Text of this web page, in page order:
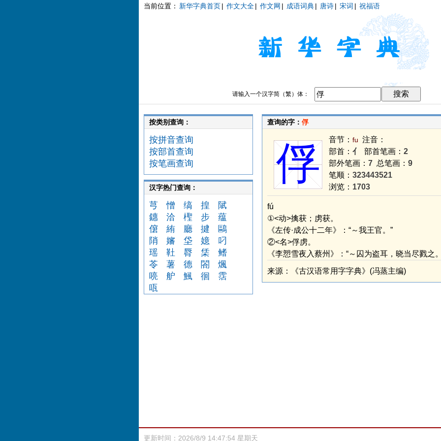
当前位置： 新华字典首页| 作文大全| 作文网 | 成语词典| 唐诗| 宋词 | 祝福语
请输入一个汉字简（繁）体：
按类别查询：
按拼音查询
按部首查询
按笔画查询
汉字热门查询：
芎 憎 缟 揘
陚
鏸
洽 檉 步
蕴
僒
絠 廳 揵
鷗
陗
嬸 垈 嬑
叼
瑶
靯 脣 栠
鳍
苓
薯 德 閤
煈
喨
舮 鯴 徊
霑
咓
查询的字： 俘
俘 音节： fu 注音：
部首： 亻 部首笔画： 2
部外笔画： 7 总笔画： 9
笔顺： 323443521
浏览： 1703
fú
①<动>擒获；虏获。
《左传·成公十二年》：“～我王官。”
②<名>俘虏。
《李愬雪夜入蔡州》：“～囚为盗耳，晓当尽戮之
来源：《古汉语常用字字典》(冯蒸主编)
更新时间：2026/8/9 14:47:54 星期天